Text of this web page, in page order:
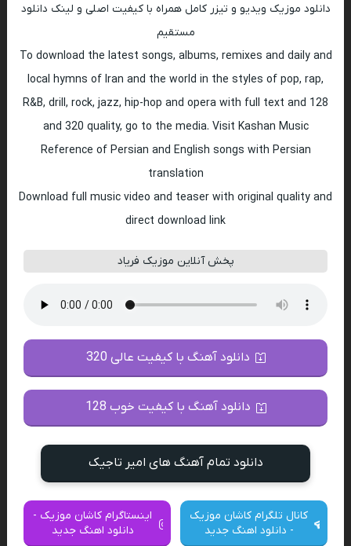
دانلود موزیک ویدیو و تیزر کامل همراه با کیفیت اصلی و لینک دانلود
مستقیم
To download the latest songs, albums, remixes and daily and
local hymns of Iran and the world in the styles of pop, rap,
R&B, drill, rock, jazz, hip-hop and opera with full text and 128
and 320 quality, go to the media. Visit Kashan Music
Reference of Persian and English songs with Persian
translation
Download full music video and teaser with original quality and
direct download link
پخش آنلاین موزیک فریاد
دانلود آهنگ با کیفیت عالی 320
دانلود آهنگ با کیفیت خوب 128
دانلود تمام آهنگ های امیر تاجیک
کانال تلگرام کاشان موزیک
- دانلود اهنگ جدید
اینستاگرام کاشان موزیک -
دانلود اهنگ جدید